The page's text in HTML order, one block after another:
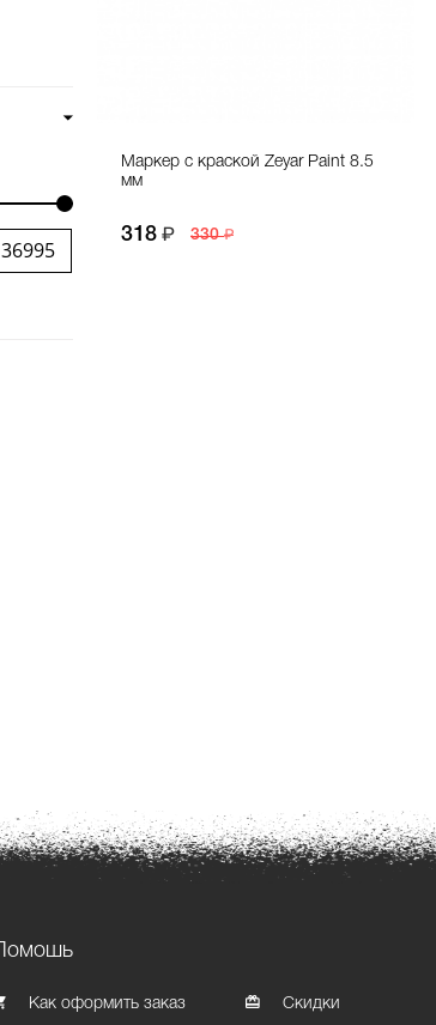
Маркер с краской Zeyar Paint 8.5
мм
318 330
Помошь
Как оформить заказ Скидки